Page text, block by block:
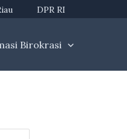
DPR RI
Birokrasi